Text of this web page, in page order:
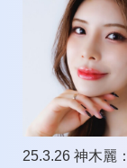
25.3.26 神木麗